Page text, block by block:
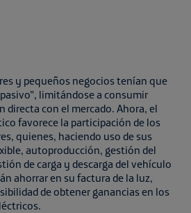
y pequeños negocios tenían que
limitándose a consumir
directa con el mercado. Ahora, el
favorece la participación de los
quienes, haciendo uso de sus
autoproducción, gestión del
de carga y descarga del vehículo
ahorrar en su factura de la luz,
de obtener ganancias en los